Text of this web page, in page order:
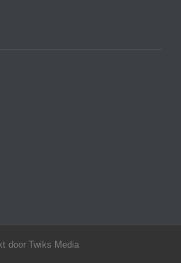
door Twiks Media